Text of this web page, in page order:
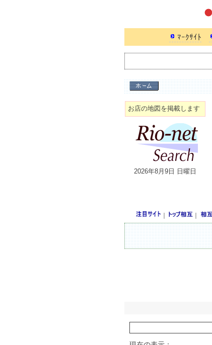
ﾏｰｸｻｲﾄ
お店の地図を掲載します
2026年8月9日 日曜日
｜ ｜